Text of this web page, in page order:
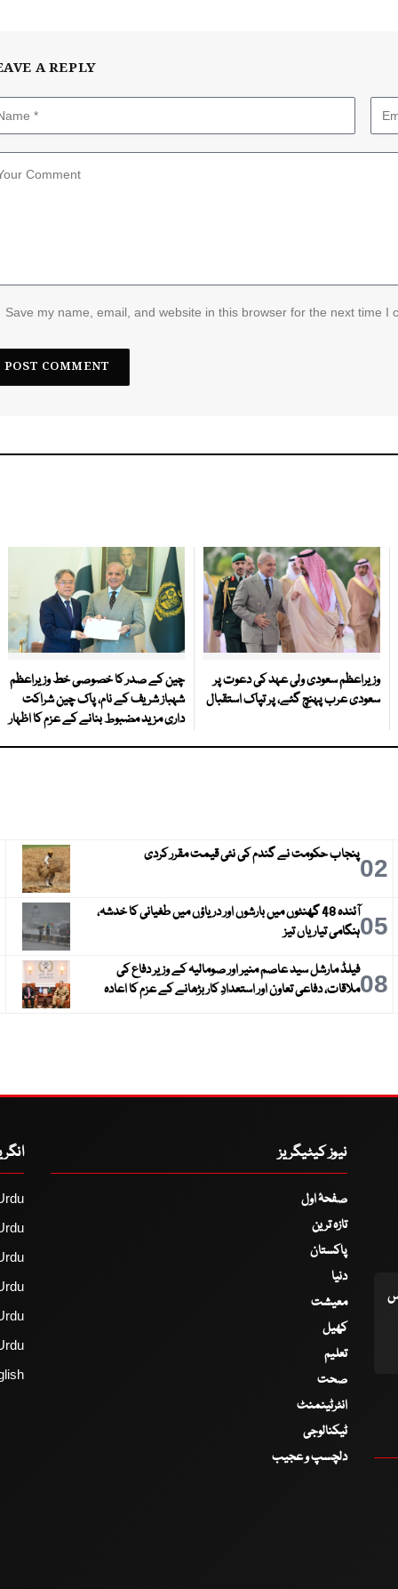
A REPLY
Save my name, email, and website in this browser for the next time I
وزیراعظم سعودی ولی عہد کی دعوت پر
سعودی عرب پہنچ گئے، پر تپاک استقبال
چین کے صدر کا خصوصی خط وزیراعظم
شہباز شریف کے نام، پاک چین شراکت
داری مزید مضبوط بنانے کے عزم کا اظہار
02پنجاب حکومت نے گندم کی نئی قیمت مقرر کردی
05
آئندہ 48 گھنٹوں میں بارشوں اور دریاؤں میں طغیانی کا خدشہ،
ہنگامی تیاریاں تیز
08فیلڈ مارشل سید عاصم منیر اور صومالیہ کے وزیر دفاع کی
ملاقات، دفاعی تعاون اور استعدادِ کار بڑھانے کے عزم کا اعادہ
نیوز کیٹیگریز
صفحۂ اول
تازہ ترین
پاکستان
دنیا
معیشت
کھیل
تعلیم
صحت
انٹرٹینمنٹ
ٹیکنالوجی
دلچسپ و عجیب